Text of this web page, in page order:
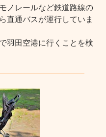
ノレールなど鉄道路線の
直通バスが運行していま
羽田空港に行くことを検